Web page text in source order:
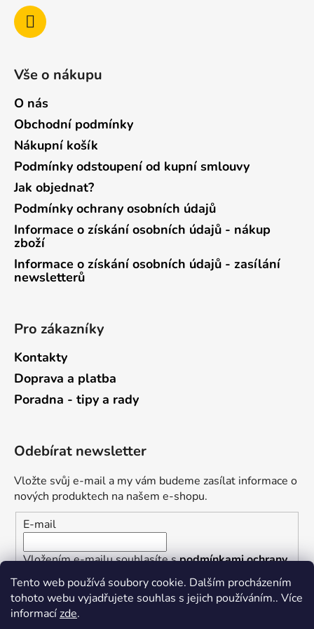
Tento web používá soubory cookie. Dalším procházením
tohoto webu vyjadřujete souhlas s jejich používáním.. Více
informacízde.
Vše o nákupu
O nás
Obchodní podmínky
Nákupní košík
Podmínky odstoupení od kupní smlouvy
Jak objednat?
Podmínky ochrany osobních údajů
Informace o získání osobních údajů - nákup
zboží
Informace o získání osobních údajů - zasílání
newsletterů
Pro zákazníky
Kontakty
Doprava a platba
Poradna - tipy a rady
Odebírat newsletter
Vložte svůj e-mail a my vám budeme zasílat informace o
nových produktech na našem e-shopu.
E-mail
Vložením e-mailu souhlasíte spodmínkami ochrany
osobních údajů
PŘIHLÁSIT SE